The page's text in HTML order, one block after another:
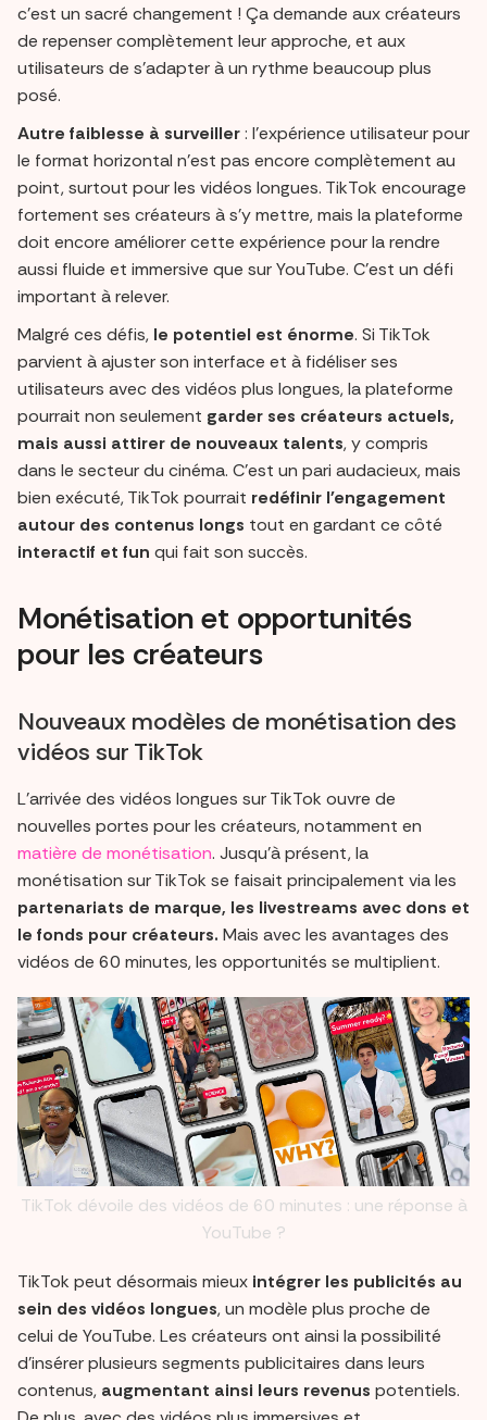
c’est un sacré changement ! Ça demande aux créateurs
de repenser complètement leur approche, et aux
utilisateurs de s’adapter à un rythme beaucoup plus
posé.
Autre faiblesse à surveiller: l’expérience utilisateur pour
le format horizontal n’est pas encore complètement au
point, surtout pour les vidéos longues. TikTok encourage
fortement ses créateurs à s’y mettre, mais la plateforme
doit encore améliorer cette expérience pour la rendre
aussi fluide et immersive que sur YouTube. C’est un défi
important à relever.
Malgré ces défis, le potentiel est énorme. Si TikTok
parvient à ajuster son interface et à fidéliser ses
utilisateurs avec des vidéos plus longues, la plateforme
pourrait non seulement garder ses créateurs actuels,
mais aussi attirer de nouveaux talents, y compris
dans le secteur du cinéma. C’est un pari audacieux, mais
bien exécuté, TikTok pourrait redéfinir l'engagement
autour des contenus longs tout en gardant ce côté
interactif et fun qui fait son succès.
Monétisation et opportunités
pour les créateurs
Nouveaux modèles de monétisation des
vidéos sur TikTok
L'arrivée des vidéos longues sur TikTok ouvre de
nouvelles portes pour les créateurs, notamment en
matière de monétisation. Jusqu'à présent, la
monétisation sur TikTok se faisait principalement via les
partenariats de marque, les livestreams avec dons et
le fonds pour créateurs. Mais avec les avantages des
vidéos de 60 minutes, les opportunités se multiplient.
TikTok dévoile des vidéos de 60 minutes : une réponse à
YouTube ?
TikTok peut désormais mieux intégrer les publicités au
sein des vidéos longues, un modèle plus proche de
celui de YouTube. Les créateurs ont ainsi la possibilité
d'insérer plusieurs segments publicitaires dans leurs
contenus, augmentant ainsi leurs revenus potentiels.